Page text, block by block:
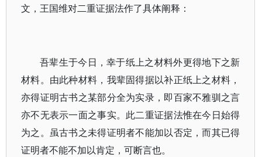
文，王国维对二重证据法作了具体阐释：
吾辈生于今日，幸于纸上之材料外更得地下之新
材料。由此种材料，我辈固得据以补正纸上之材料，
亦得证明古书之某部分全为实录，即百家不雅驯之言
亦不无表示一面之事实。此二重证据法惟在今日始得
为之。虽古书之未得证明者不能加以否定，而其已得
证明者不能不加以肯定，可断言也。